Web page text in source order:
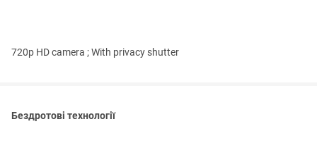
720p HD camera ; With privacy shutter
Бездротові технології